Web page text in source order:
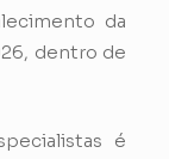
da
dentro de
é